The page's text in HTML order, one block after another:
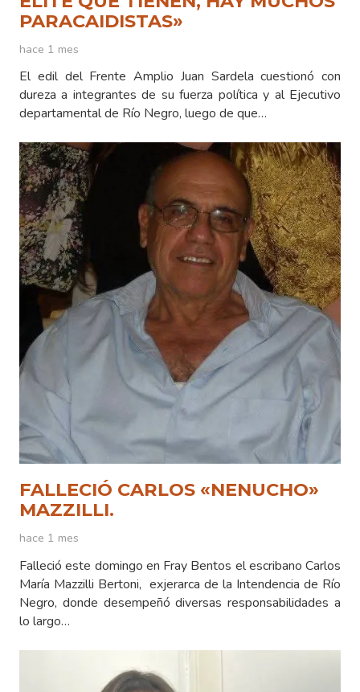
PARACAIDISTAS»
hace 1 mes
El edil del Frente Amplio Juan Sardela cuestionó con
dureza a integrantes de su fuerza política y al Ejecutivo
departamental de Río Negro, luego de que…
FALLECIÓ CARLOS «NENUCHO»
MAZZILLI.
hace 1 mes
Falleció este domingo en Fray Bentos el escribano Carlos
María Mazzilli Bertoni, exjerarca de la Intendencia de Río
Negro, donde desempeñó diversas responsabilidades a
lo largo…